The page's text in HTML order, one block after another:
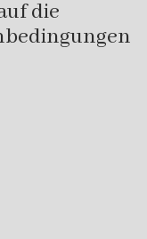
die